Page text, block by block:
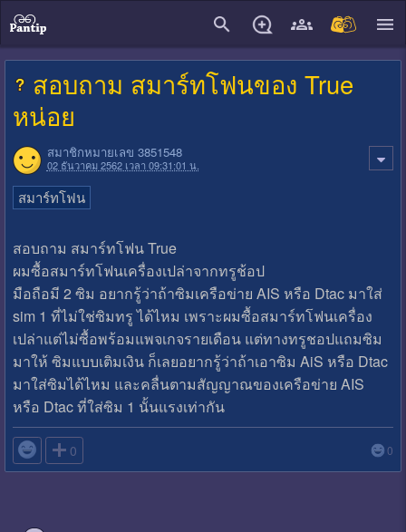
สอบถาม สมาร์ทโฟนของ True
หน่อย
สมาชิกหมายเลข 3851548
02 ธันวาคม 2562 เวลา 09:31:01 น.
สมาร์ทโฟน
สอบถาม สมาร์ทโฟน True
ผมซื้อสมาร์ทโฟนเครื่องเปล่าจากทรูช้อป
มือถือมี 2 ซิม อยากรู้ว่าถ้าซิมเครือข่าย AIS หรือ Dtac มาใส่
sim 1 ที่ไม่ใช่ซิมทรู ได้ไหม เพราะผมซื้อสมาร์ทโฟนเครื่อง
เปล่าแต่ไม่ซื้อพร้อมแพจเกจรายเดือน แต่ทางทรูชอปแถมซิม
มาให้ ซิมแบบเติมเงิน ก็เลยอยากรู้ว่าถ้าเอาซิม AiS หรือ Dtac
มาใส่ซิมได้ไหม และคลื่นตามสัญญาณของเครือข่าย AIS
หรือ Dtac ที่ใส่ซิม 1 นั้นแรงเท่ากัน
 0 0
close